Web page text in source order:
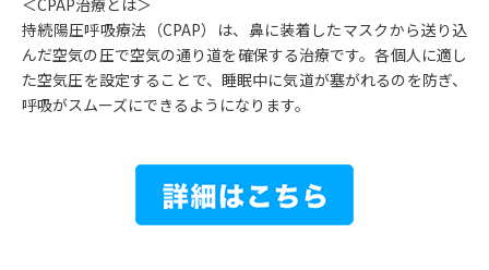
持続陽圧呼吸療法（CPAP）は、鼻に装着したマスクから送り込
んだ空気の圧で空気の通り道を確保する治療です。各個人に適し
た空気圧を設定することで、睡眠中に気道が塞がれるのを防ぎ、
呼吸がスムーズにできるようになります。